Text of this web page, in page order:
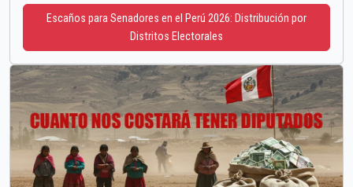
Escaños para Senadores en el Perú 2026: Distribución por
Distritos Electorales